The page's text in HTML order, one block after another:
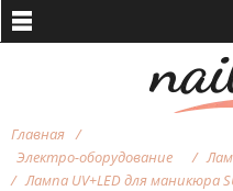
Главная
Электро-оборудование
Лампа UV+LED для маникюра